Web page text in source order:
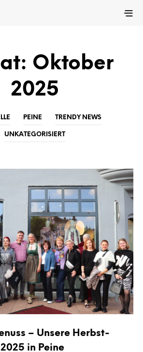
Oktober
2025
PEINE TRENDY NEWS
UNKATEGORISIERT
– Unsere Herbst-
in Peine